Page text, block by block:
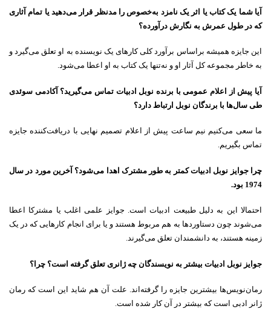
آیا شما یک کتاب یا اثر یک نامزد به‌خصوص را مدنظر قرار می‌دهید یا تمام آثاری
که در طول عمرش به نگارش درآورده؟
این جایزه همیشه براساس برآورد کلی کارهای یک نویسنده به او تعلق می‌گیرد و
به خاطر مجموعه کل آثار او و نه‌تنها یک کتاب به او اعطا می‌شود.
آیا پیش از اعلام عمومی با برنده نوبل ادبیات تماس می‌گیرید؟ آکادمی سوئدی
طی سال‌ها با برندگان نوبل ارتباط دارد؟
ما سعی می‌کنیم نیم ساعت پیش از اعلام تصمیم نهایی با دریافت‌کننده جایزه
تماس بگیریم.
چرا جوایز نوبل ادبیات کمتر به طور مشترک اهدا می‌شود؟ آخرین مورد در سال
1974 بود.
احتمالا این به دلیل طبیعت ادبیات است. جوایز علمی اغلب یا مشترکا اعطا
می‌شوند چون دستاوردها به هم مربوط هستند و یا برای انجام کارهایی که در یک
زمینه هستند، به دانشمندان تعلق می‌گیرند.
جوایز نوبل ادبیات بیشتر به نویسندگان چه ژانری تعلق گرفته است؟ چرا؟
رمان‌نویس‌ها بیشترین جایزه را گرفته‌اند. علت آن هم شاید این است که رمان
ژانر ادبی است که بیشتر در آن کار شده است.